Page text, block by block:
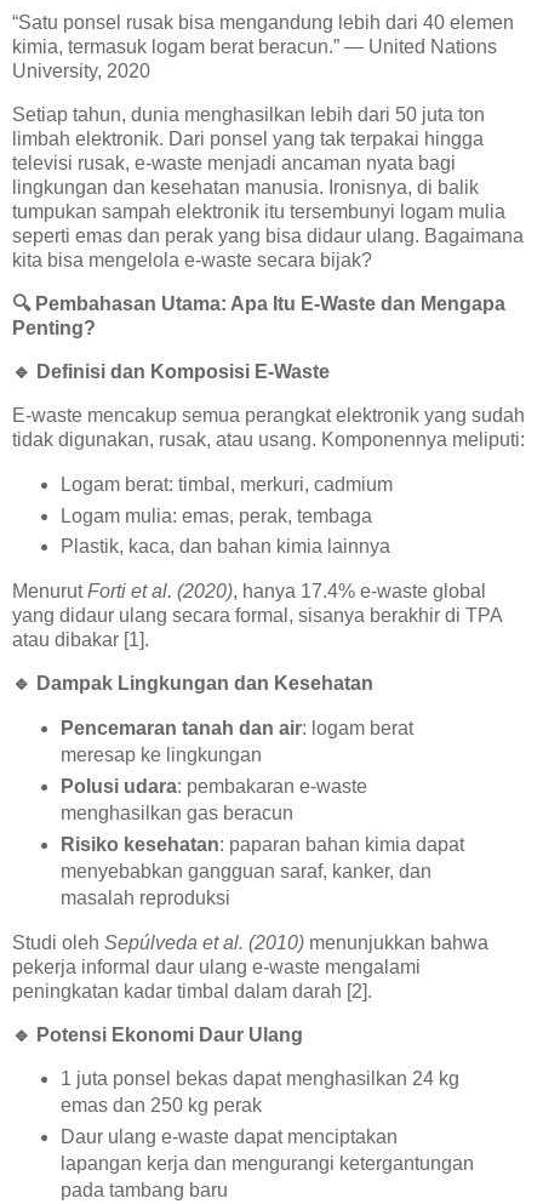
“Satu ponsel rusak bisa mengandung lebih dari 40 elemen
kimia, termasuk logam berat beracun.” — United Nations
University, 2020
Setiap tahun, dunia menghasilkan lebih dari 50 juta ton
limbah elektronik. Dari ponsel yang tak terpakai hingga
televisi rusak, e-waste menjadi ancaman nyata bagi
lingkungan dan kesehatan manusia. Ironisnya, di balik
tumpukan sampah elektronik itu tersembunyi logam mulia
seperti emas dan perak yang bisa didaur ulang. Bagaimana
kita bisa mengelola e-waste secara bijak?
🔍Pembahasan Utama: Apa Itu E-Waste dan Mengapa
Penting?
🔹 Definisi dan Komposisi E-Waste
E-waste mencakup semua perangkat elektronik yang sudah
tidak digunakan, rusak, atau usang. Komponennya meliputi:
Logam berat: timbal, merkuri, cadmium
Logam mulia: emas, perak, tembaga
Plastik, kaca, dan bahan kimia lainnya
MenurutForti et al. (2020), hanya 17.4% e-waste global
yang didaur ulang secara formal, sisanya berakhir di TPA
atau dibakar [1].
🔹 Dampak Lingkungan dan Kesehatan
Pencemaran tanah dan air: logam berat
meresap ke lingkungan
Polusi udara: pembakaran e-waste
menghasilkan gas beracun
Risiko kesehatan: paparan bahan kimia dapat
menyebabkan gangguan saraf, kanker, dan
masalah reproduksi
Studi oleh Sepúlveda et al. (2010) menunjukkan bahwa
pekerja informal daur ulang e-waste mengalami
peningkatan kadar timbal dalam darah [2].
🔹 Potensi Ekonomi Daur Ulang
1 juta ponsel bekas dapat menghasilkan 24 kg
emas dan 250 kg perak
Daur ulang e-waste dapat menciptakan
lapangan kerja dan mengurangi ketergantungan
pada tambang baru